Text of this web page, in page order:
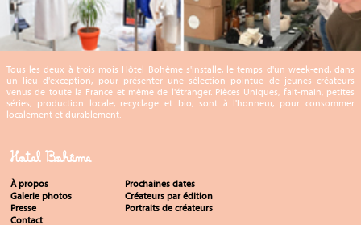
Tous les deux à trois mois Hôtel Bohême s'installe, le temps d'un week-end, dans
un lieu d'exception, pour présenter une sélection pointue de jeunes créateurs
venus de toute la France et même de l'étranger. Pièces Uniques, fait-main, petites
séries, production locale, recyclage et bio, sont à l'honneur, pour consommer
localement et durablement.
Hotel Bohême
À propos
Prochaines dates
Galerie photos
Créateurs par édition
Presse
Portraits de créateurs
Contact